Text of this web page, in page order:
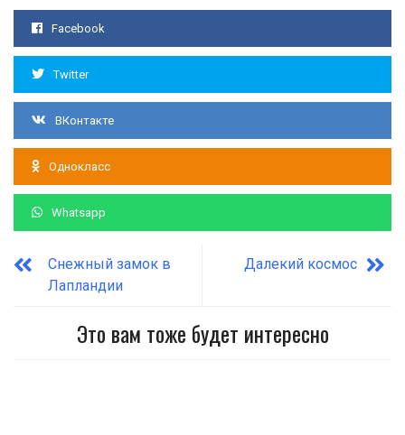
Facebook
Twitter
ВКонтакте
Однокласс
Whatsapp
Снежный замок в
Лапландии
Далекий космос
Это вам тоже будет интересно